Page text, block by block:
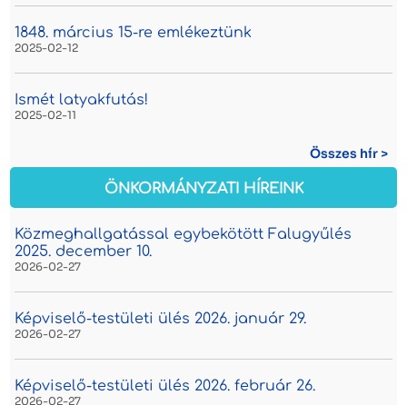
1848. március 15-re emlékeztünk
2025-02-12
Ismét latyakfutás!
2025-02-11
Összes hír >
ÖNKORMÁNYZATI HÍREINK
Közmeghallgatással egybekötött Falugyűlés
2025. december 10.
2026-02-27
Képviselő-testületi ülés 2026. január 29.
2026-02-27
Képviselő-testületi ülés 2026. február 26.
2026-02-27